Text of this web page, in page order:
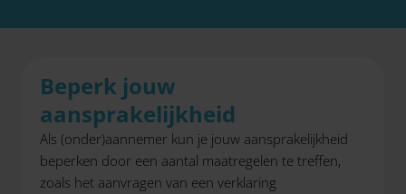
Beperk jouw
aansprakelijkheid
Als (onder)aannemer kun je jouw aansprakelijkheid
beperken door een aantal maatregelen te treffen,
zoals het aanvragen van een verklaring